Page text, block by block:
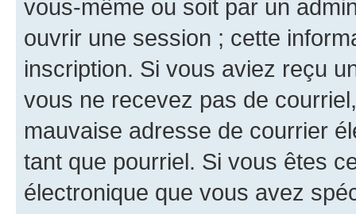
vous-même ou soit par un
ouvrir une session ; cette
inscription. Si vous aviez reçu
vous ne recevez pas de
mauvaise adresse de courrier
tant que pourriel. Si vous êtes
électronique que vous avez